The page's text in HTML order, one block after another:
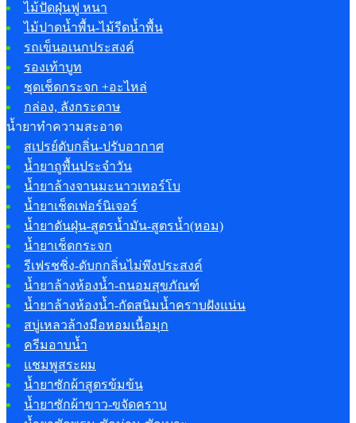
ไม้ปัดฝุ่นฟู หนา
ไม้ปาดน้ำพื้น-ไม้รีดน้ำพื้น
รถเข็นอเนกประสงค์
รองเท้าบูท
ชุดเช็ดกระจก +อะไหล่
กล่อง, ลังกระดาษ
น้ำยาทำความสะอาด
สเปรย์ดับกลิ่น-ปรับอากาศ
น้ำยาถูพื้นประจำวัน
น้ำยาล้างจานมะนาวเทอร์โบ
น้ำยาเช็ดเฟอร์นิเจอร์
น้ำยาดันฝุ่น-สูตรน้ำมัน-สูตรน้ำ(หอม)
น้ำยาเช็ดกระจก
รีเฟรชชิ่ง-ดับกกลิ่นไม่พึงประสงค์
น้ำยาล้างห้องน้ำ-ถนอมสุขภัณฑ์
น้ำยาล้างห้องน้ำ-กัดสนิมน้ำคราบฝังแน่น
สบู่เหลวล้างมือหอมเนื้อมุก
ครีมอาบน้ำ
แชมพูสระผม
น้ำยาซักผ้าสูตรข้มข้น
น้ำยาซักผ้าขาว-ขจัดคราบ